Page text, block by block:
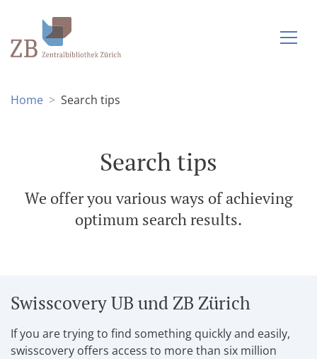
Home Search tips
Search tips
We offer you various ways of achieving
optimum search results.
Swisscovery UB und ZB Zürich
If you are trying to find something quickly and easily,
swisscovery offers access to more than six million